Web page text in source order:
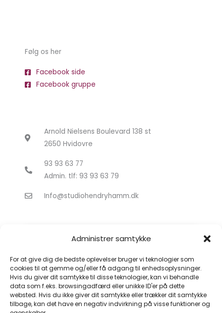
Administrer samtykke
For at give dig de bedste oplevelser bruger vi teknologier som
cookies til at gemme og/eller få adgang til enhedsoplysninger.
Hvis du giver dit samtykke til disse teknologier, kan vi behandle
data som f.eks. browsingadfærd eller unikke ID'er på dette
websted. Hvis du ikke giver dit samtykke eller trækker dit samtykke
tilbage, kan det have en negativ indvirkning på visse funktioner og
Følg os her
Facebook side
Facebook gruppe
Arnold Nielsens Boulevard 138 st
2650 Hvidovre
93 93 63 77
Admin. tlf: 93 93 63 79
Info@studiohendryhamm.dk
Klik for at acceptere markedsføring
cookies og aktivere dette indhold